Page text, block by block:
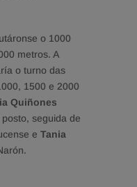
o 1000
metros. A
o turno das
1500 e 2000
Quiñones
seguida de
e Tania